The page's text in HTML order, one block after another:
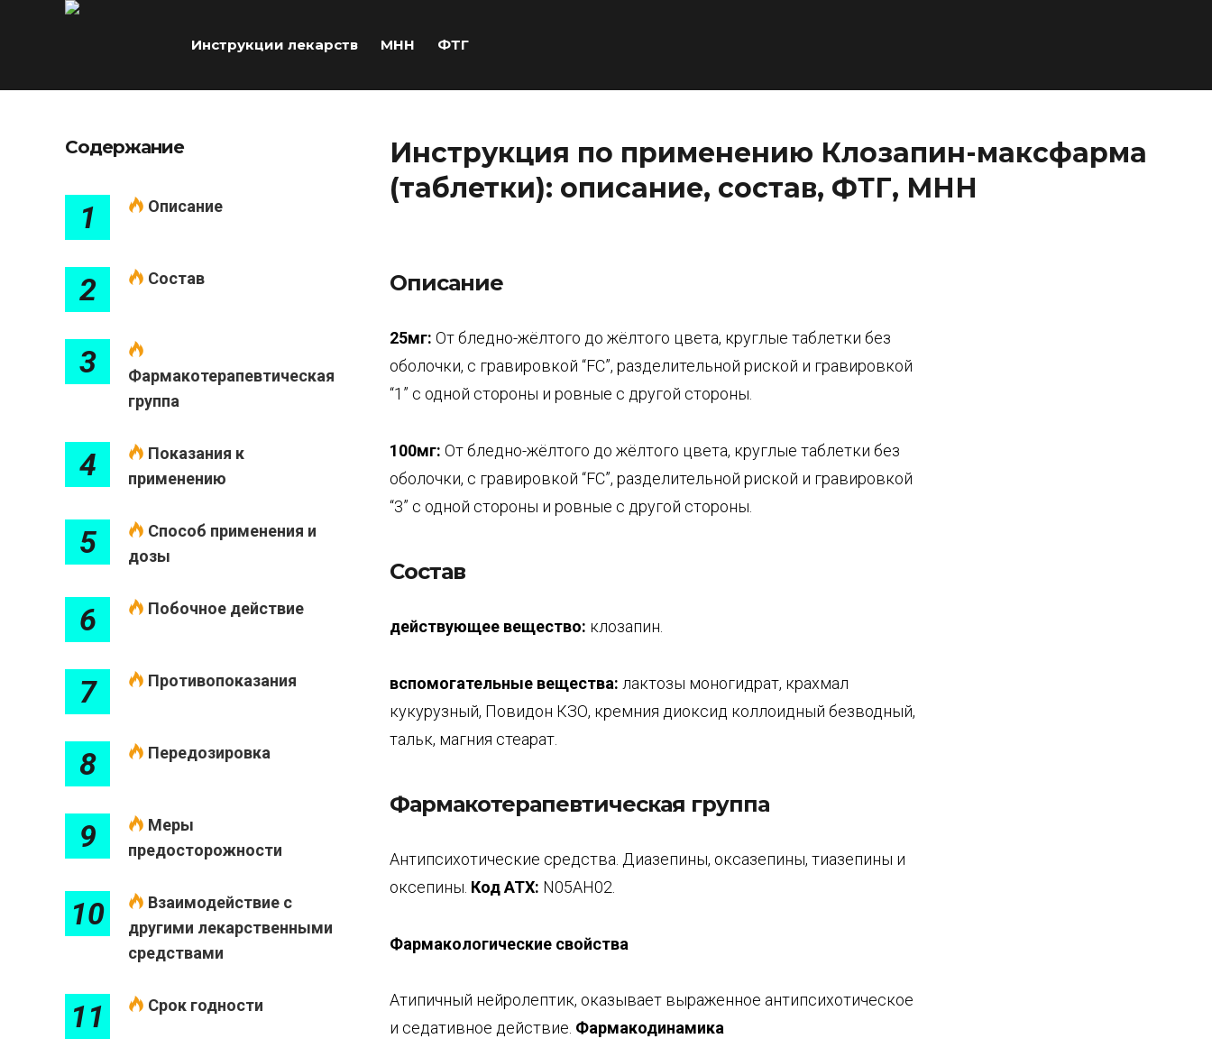
Инструкции лекарств МНН ФТГ
Инструкция по применению Клозапин-максфарма
(таблетки): описание, состав, ФТГ, МНН
Описание
25мг: От бледно-жёлтого до жёлтого цвета, круглые таблетки без
оболочки, с гравировкой “FC”, разделительной риской и гравировкой
“1” с одной стороны и ровные с другой стороны.
100мг: От бледно-жёлтого до жёлтого цвета, круглые таблетки без
оболочки, с гравировкой “FC”, разделительной риской и гравировкой
“3” с одной стороны и ровные с другой стороны.
Состав
действующее вещество: клозапин.
вспомогательные вещества: лактозы моногидрат, крахмал
кукурузный, Повидон КЗО, кремния диоксид коллоидный безводный,
тальк, магния стеарат.
Фармакотерапевтическая группа
Антипсихотические средства. Диазепины, оксазепины, тиазепины и
оксепины. КодATX: N05AH02.
Фармакологические свойства
Атипичный нейролептик, оказывает выраженное антипсихотическое
и седативное действие. Фармакодинамика
Содержание
1 Описание
2 Состав
3
Фармакотерапевтическая
группа
4
Показания к
применению
5
Способ применения и
дозы
6 Побочное действие
7 Противопоказания
8 Передозировка
9
Меры
предосторожности
10
Взаимодействие с
другими лекарственными
средствами
11 Срок годности